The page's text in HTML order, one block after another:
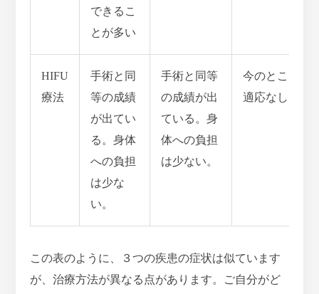
できるこ
とが多い
HIFU
療法
手術と同
等の成績
が出てい
る。身体
への負担
は少な
い。
手術と同等
の成績が出
ている。身
体への負担
は少ない。
今のところ
適応なし
この表のように、３つの疾患の症状は似ています
が、治療方法が異なる点があります。ご自分がど